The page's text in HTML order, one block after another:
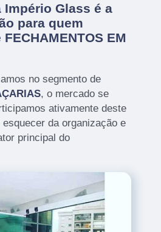
Império Glass é a
para quem
EM
no segmento de
, o mercado se
ativamente deste
da organização e
principal do